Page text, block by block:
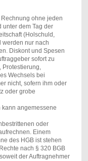
ohne jeden
unter dem Tag der
(Holschuld,
werden nur nach
Diskont und Spesen
sofort zu
Protestierung,
Wechsels bei
nicht, sofern ihm oder
oder grobe
angemessene
oder
Einem
des HGB ist stehen
nach § 320 BGB
der Auftragnehmer